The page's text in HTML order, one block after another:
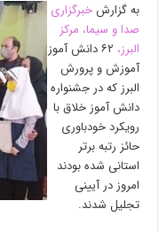
به گزارشخبرگزاری
صدا و سیما، مرکز
البرز،
۶۲ دانش آموز
آموزش و پرورش
البرز که در جشنواره
دانش آموز خلاق با
رویکرد خودباوری
حائز رتبه برتر
استانی شده بودند
امروز در آیینی
تجلیل شدند.